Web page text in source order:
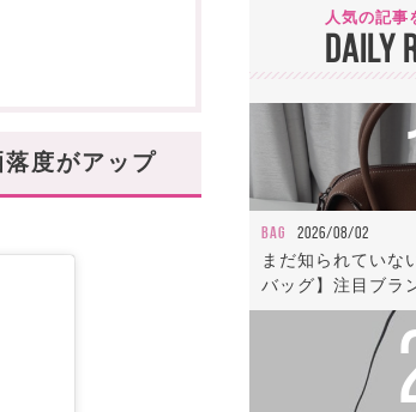
度がアップ
人気の記事
DAILY
BAG 2026/08/02
まだ知られていな
バッグ】注目ブラ